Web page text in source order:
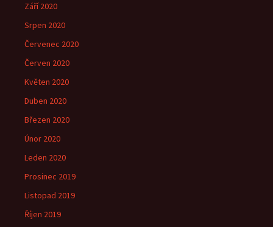
Září 2020
Srpen 2020
Červenec 2020
Červen 2020
Květen 2020
Duben 2020
Březen 2020
Únor 2020
Leden 2020
Prosinec 2019
Listopad 2019
Říjen 2019